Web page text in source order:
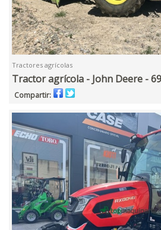
Tractores agrícolas
Tractor agrícola - John Deere -
Compartir: